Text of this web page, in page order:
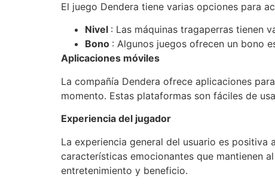
El juego Dendera tiene varias opciones para
Nivel : Las máquinas tragaperras tienen
Bono : Algunos juegos ofrecen un bono
Aplicaciones móviles
La compañía Dendera ofrece aplicaciones
momento. Estas plataformas son fáciles de
Experiencia del jugador
La experiencia general del usuario es
características emocionantes que mantienen
entretenimiento y beneficio.